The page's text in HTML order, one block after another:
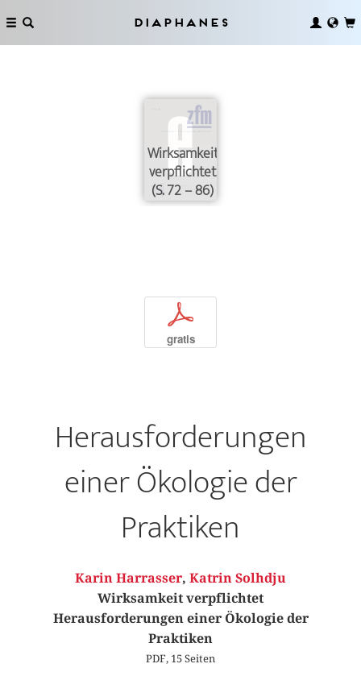
Diaphanes
Wirksamkeit
verpflichtet
(S. 72 – 86)
p
gratis
Herausforderungen
einer Ökologie der
Praktiken
Karin Harrasser, Katrin Solhdju
Wirksamkeit verpflichtet
Herausforderungen einer Ökologie der
Praktiken
PDF, 15 Seiten